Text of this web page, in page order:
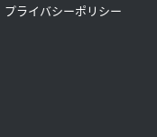
プライバシーポリシー